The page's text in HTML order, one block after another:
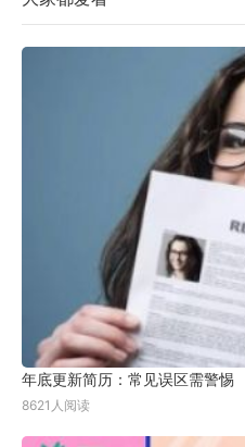
年底更新简历：常见误区需警惕
8621人阅读